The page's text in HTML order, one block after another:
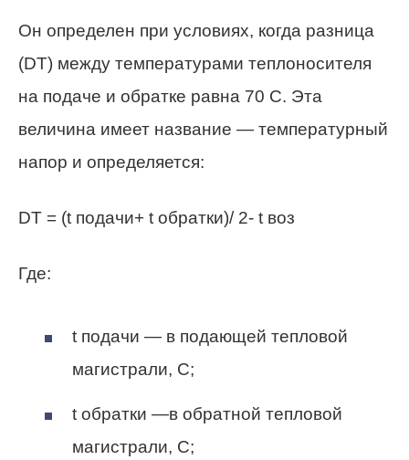
Он определен при условиях, когда разница
(DT) между температурами теплоносителя
на подаче и обратке равна 70 С. Эта
величина имеет название — температурный
напор и определяется:
DT = (t подачи+ t обратки)/ 2- t воз
Где:
t подачи — в подающей тепловой
магистрали, С;
t обратки —в обратной тепловой
магистрали, С;